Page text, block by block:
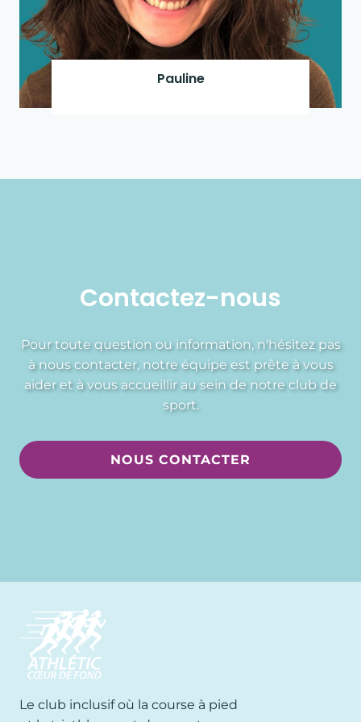
Pauline
Contactez-nous
Pour toute question ou information, n'hésitez pas
à nous contacter, notre équipe est prête à vous
aider et à vous accueillir au sein de notre club de
sport.
NOUS CONTACTER
Le club inclusif où la course à pied